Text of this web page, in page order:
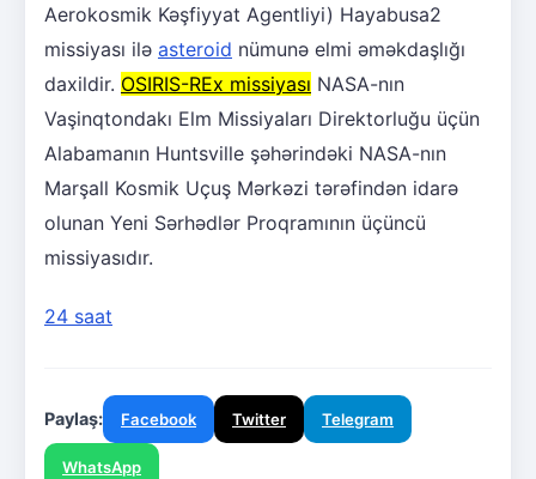
Aerokosmik Kəşfiyyat Agentliyi) Hayabusa2
missiyası ilə asteroid nümunə elmi əməkdaşlığı
daxildir. OSIRIS-REx missiyası NASA-nın
Vaşinqtondakı Elm Missiyaları Direktorluğu üçün
Alabamanın Huntsville şəhərindəki NASA-nın
Marşall Kosmik Uçuş Mərkəzi tərəfindən idarə
olunan Yeni Sərhədlər Proqramının üçüncü
missiyasıdır.
24 saat
Paylaş: Facebook Twitter Telegram
WhatsApp